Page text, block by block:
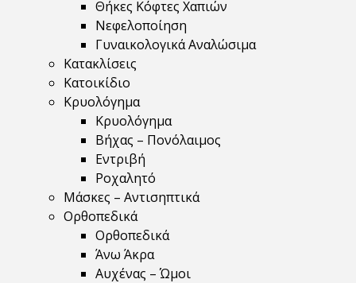
Θήκες Κόφτες Χαπιών
Νεφελοποίηση
Γυναικολογικά Αναλώσιμα
Κατακλίσεις
Κατοικίδιο
Κρυολόγημα
Κρυολόγημα
Βήχας – Πονόλαιμος
Εντριβή
Ροχαλητό
Μάσκες – Αντισηπτικά
Ορθοπεδικά
Ορθοπεδικά
Άνω Άκρα
Αυχένας – Ώμοι